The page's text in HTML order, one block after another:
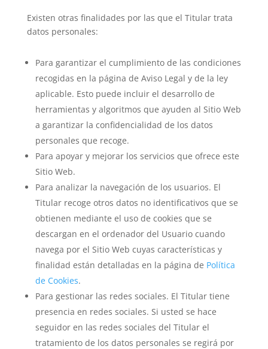
Existen otras finalidades por las que el Titular trata
datos personales:
Para garantizar el cumplimiento de las condiciones
recogidas en la página de Aviso Legal y de la ley
aplicable. Esto puede incluir el desarrollo de
herramientas y algoritmos que ayuden al Sitio Web
a garantizar la confidencialidad de los datos
personales que recoge.
Para apoyar y mejorar los servicios que ofrece este
Sitio Web.
Para analizar la navegación de los usuarios. El
Titular recoge otros datos no identificativos que se
obtienen mediante el uso de cookies que se
descargan en el ordenador del Usuario cuando
navega por el Sitio Web cuyas características y
finalidad están detalladas en la página de Política
de Cookies.
Para gestionar las redes sociales. El Titular tiene
presencia en redes sociales. Si usted se hace
seguidor en las redes sociales del Titular el
tratamiento de los datos personales se regirá por